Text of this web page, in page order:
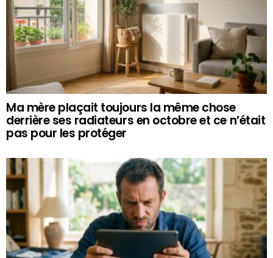
Ma mère plaçait toujours la même chose
derrière ses radiateurs en octobre et ce n’était
pas pour les protéger